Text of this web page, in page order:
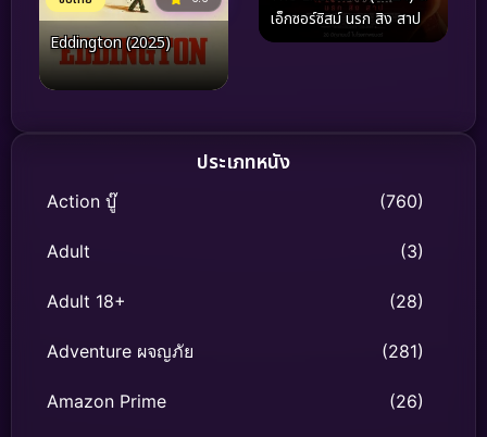
Eddington (2025)
เอ็กซอร์ซิสม์ นรก สิง สาป
ประเภทหนัง
Action บู๊ (760)
Adult (3)
Adult 18+ (28)
Adventure ผจญภัย (281)
Amazon Prime (26)